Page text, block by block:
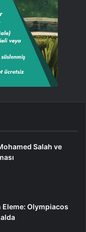
Salah ve
Olympiacos